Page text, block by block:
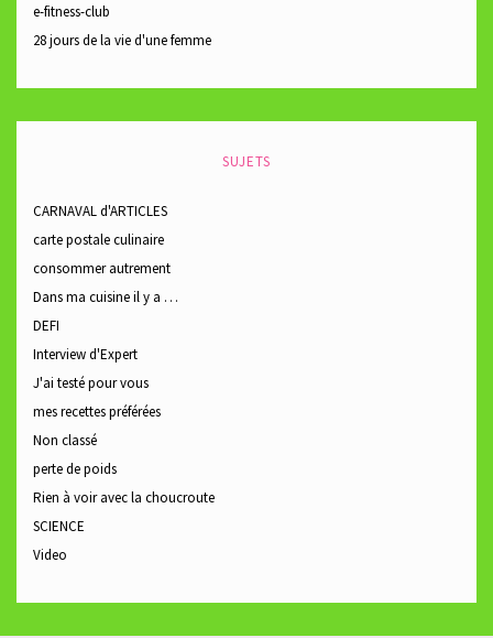
e-fitness-club
28 jours de la vie d'une femme
SUJETS
CARNAVAL d'ARTICLES
carte postale culinaire
consommer autrement
Dans ma cuisine il y a …
DEFI
Interview d'Expert
J'ai testé pour vous
mes recettes préférées
Non classé
perte de poids
Rien à voir avec la choucroute
SCIENCE
Video